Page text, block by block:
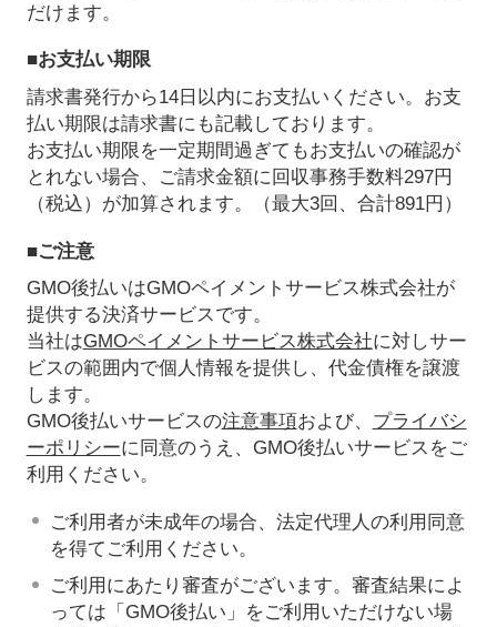
だけます。
■お支払い期限
請求書発行から14日以内にお支払いください。お支
払い期限は請求書にも記載しております。
お支払い期限を一定期間過ぎてもお支払いの確認が
とれない場合、ご請求金額に回収事務手数料297円
（税込）が加算されます。（最大3回、合計891円）
■ご注意
GMO後払いはGMOペイメントサービス株式会社が
提供する決済サービスです。
当社はGMOペイメントサービス株式会社に対しサー
ビスの範囲内で個人情報を提供し、代金債権を譲渡
します。
GMO後払いサービスの注意事項および、 プライバシ
ーポリシーに同意のうえ、GMO後払いサービスをご
利用ください。
ご利用者が未成年の場合、法定代理人の利用同意
を得てご利用ください。
ご利用にあたり審査がございます。審査結果によ
っては「GMO後払い」をご利用いただけない場